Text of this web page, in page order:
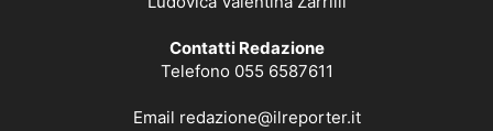
Contatti Redazione
Telefono 055 6587611
Email redazione@ilreporter.it